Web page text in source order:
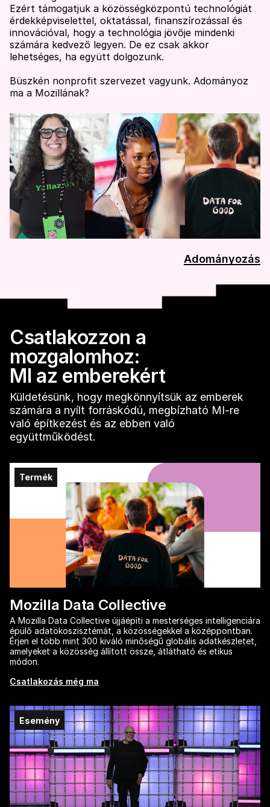
Ezért támogatjuk a közösségközpontú technológiát
érdekképviselettel, oktatással, finanszírozással és
innovációval, hogy a technológia jövője mindenki
számára kedvező legyen. De ez csak akkor
lehetséges, ha együtt dolgozunk.
Büszkén nonprofit szervezet vagyunk. Adományoz
ma a Mozillának?
Adományozás
Csatlakozzon a
mozgalomhoz:
MI az emberekért
Küldetésünk, hogy megkönnyítsük az emberek
számára a nyílt forráskódú, megbízható MI-re
való építkezést és az ebben való
együttműködést.
Mozilla Data Collective
Termék
A Mozilla Data Collective újjáépíti a mesterséges intelligenciára
épülő adatökoszisztémát, a közösségekkel a középpontban.
Érjen el több mint 300 kiváló minőségű globális adatkészletet,
amelyeket a közösség állított össze, átlátható és etikus
módon.
Csatlakozás még ma
Esemény